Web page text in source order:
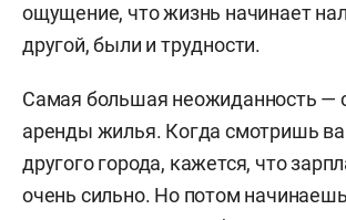
ощущение, что жизнь начинает
другой, были и трудности.
Самая большая неожиданность —
аренды жилья. Когда смотришь
другого города, кажется, что
очень сильно. Но потом